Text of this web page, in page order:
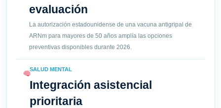
evaluación
La autorización estadounidense de una vacuna antigripal de
ARNm para mayores de 50 años amplía las opciones
preventivas disponibles durante 2026.
SALUD MENTAL
Integración asistencial
prioritaria